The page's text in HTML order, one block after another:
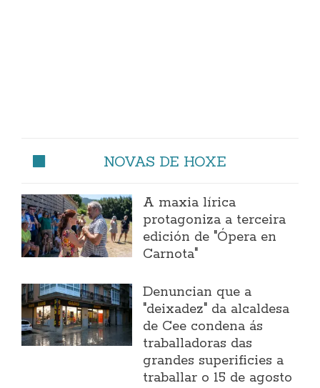
NOVAS DE HOXE
A maxia lírica
protagoniza a terceira
edición de "Ópera en
Carnota"
Denuncian que a
"deixadez" da alcaldesa
de Cee condena ás
traballadoras das
grandes superificies a
traballar o 15 de agosto